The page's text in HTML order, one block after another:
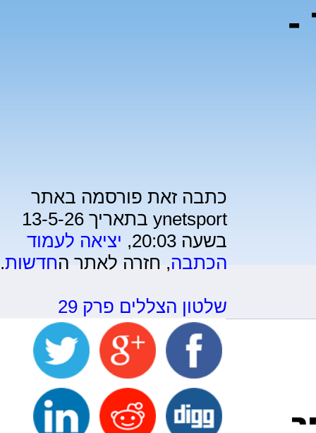
-
כתבה זאת פורסמה באתר
ynetsport בתאריך 13-5-26
בשעה 20:03,
יציאה לעמוד
הכתבה, חזרה לאתר החדשות.
שלטון הצללים פרק 29